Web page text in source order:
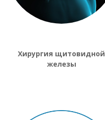
Хирургия щитовидной
железы